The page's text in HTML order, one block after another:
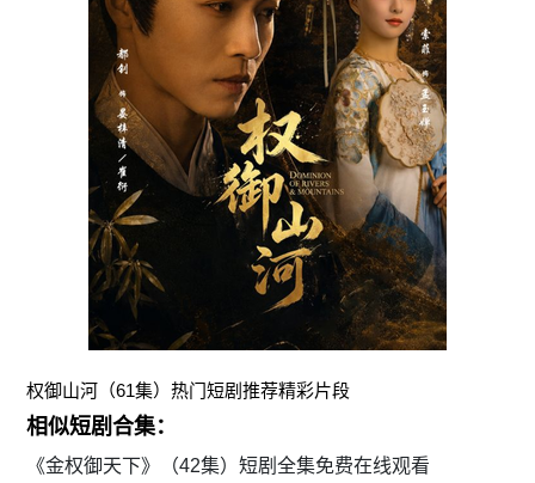
权御山河（61集）热门短剧推荐精彩片段
相似短剧合集：
《金权御天下》（42集）短剧全集免费在线观看